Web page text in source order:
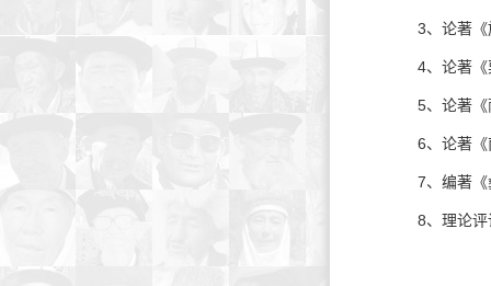
3、论著
4、论著
5、论著
6、论著
7、编著
8、理论